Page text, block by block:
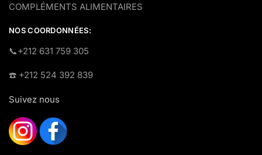
COMPLÉMENTS ALIMENTAIRES
NOS COORDONNÉES:
​📞+212 631 759 305
☎️​ +212 524 392 839
Suivez nous